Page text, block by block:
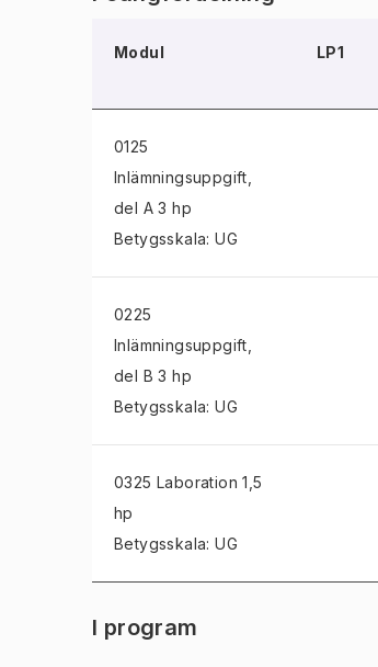
Modul LP1
0125
Inlämningsuppgift
del A 3 hp
Betygsskala: UG
0225
Inlämningsuppgift
del B 3 hp
Betygsskala: UG
0325 Laboration 1,5
hp
Betygsskala: UG
I program